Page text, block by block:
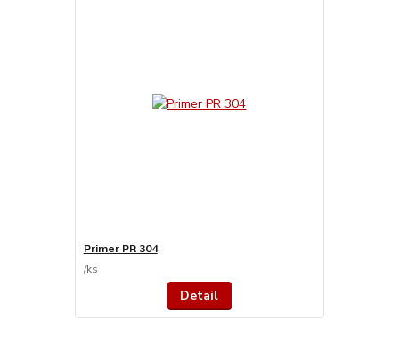
Primer PR 304
/ks
Detail